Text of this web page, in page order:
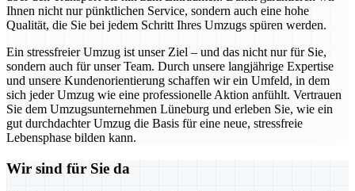
Ihnen nicht nur pünktlichen Service, sondern auch eine hohe
Qualität, die Sie bei jedem Schritt Ihres Umzugs spüren werden.
Ein stressfreier Umzug ist unser Ziel – und das nicht nur für Sie,
sondern auch für unser Team. Durch unsere langjährige Expertise
und unsere Kundenorientierung schaffen wir ein Umfeld, in dem
sich jeder Umzug wie eine professionelle Aktion anfühlt. Vertrauen
Sie dem Umzugsunternehmen Lüneburg und erleben Sie, wie ein
gut durchdachter Umzug die Basis für eine neue, stressfreie
Lebensphase bilden kann.
Wir sind für Sie da